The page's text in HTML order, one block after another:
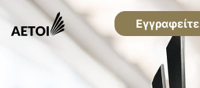
Εγγραφείτε